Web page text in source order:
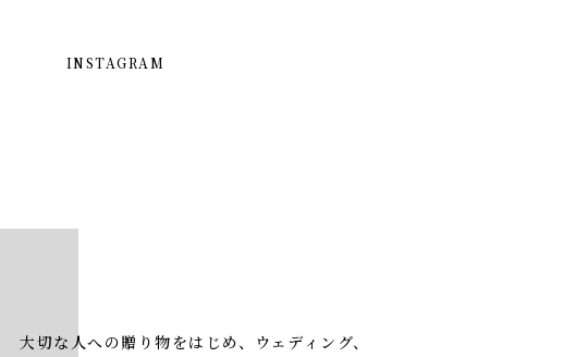
INSTAGRAM
大切な人への贈り物をはじめ、ウェディング、